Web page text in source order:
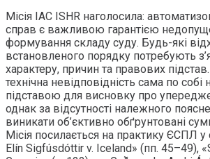
Місія IAC ISHR наголосила:
справ є важливою гарантією
формування складу суду. Будь-які
встановленого порядку потребують
характеру, причин та правових
технічна невідповідність сама по
підставою для висновку про
однак за відсутності належного
виникати об’єктивно обґрунтовані
Місія посилається на практику ЄСПЛ
Elín Sigfúsdóttir v. Iceland» (пп. 45–49),